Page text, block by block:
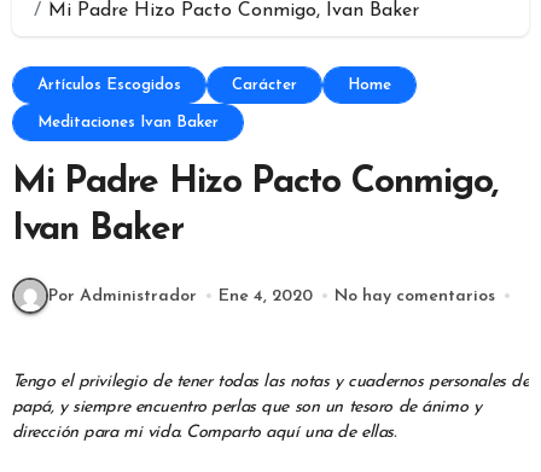
Mi Padre Hizo Pacto Conmigo, Ivan Baker
Artículos Escogidos Carácter Home
Meditaciones Ivan Baker
Mi Padre Hizo Pacto Conmigo,
Ivan Baker
Por Administrador Ene 4, 2020 No hay comentarios
Tengo el privilegio de tener todas las notas y cuadernos personales de
papá, y siempre encuentro perlas que son un tesoro de ánimo y
dirección para mi vida. Comparto aquí una de ellas.